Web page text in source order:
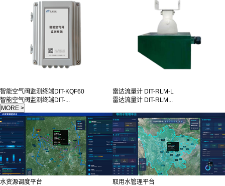
智能空气阀监测终端DIT-KQF60
智能空气阀监测终端DIT-...
雷达流量计 DIT-RLM-L
雷达流量计 DIT-RLM...
水资源调度平台
取用水管理平台